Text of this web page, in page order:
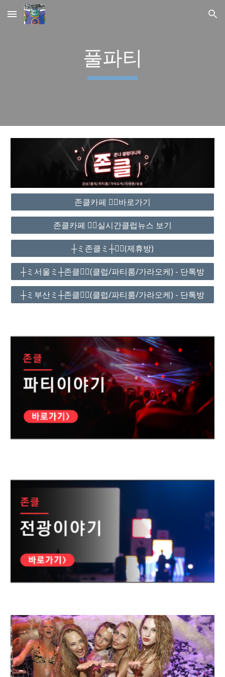
Skip to main content Skip to navigation
풀파티
존클카페 ❤️‍🔥바로가기
존클카페 ❤️‍🔥실시간클럽뉴스 보기
┼ミ존클ミ┼❤️‍🔥(제휴방)
┼ミ서울ミ┼존클❤️‍🔥(클럽/파티룸/가라오케) - 단톡방
┼ミ부산ミ┼존클❤️‍🔥(클럽/파티룸/가라오케) - 단톡방